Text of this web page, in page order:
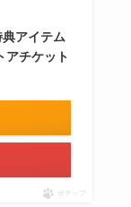
典アイテム
アチケット
ポチップ